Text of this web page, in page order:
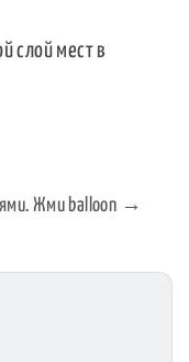
слой мест в
Жми balloon →